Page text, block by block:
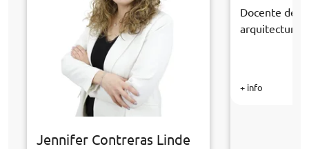
Jennifer Contreras Linde
Docente de
arquitectura
+ info